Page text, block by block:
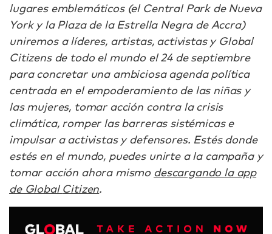
lugares emblemáticos (el Central Park de Nueva
York y la Plaza de la Estrella Negra de Accra)
uniremos a líderes, artistas, activistas y Global
Citizens de todo el mundo el 24 de septiembre
para concretar una ambiciosa agenda política
centrada en el empoderamiento de las niñas y
las mujeres, tomar acción contra la crisis
climática, romper las barreras sistémicas e
impulsar a activistas y defensores. Estés donde
estés en el mundo, puedes unirte a la campaña y
tomar acción ahora mismo descargando la app
de GlobalCitizen.